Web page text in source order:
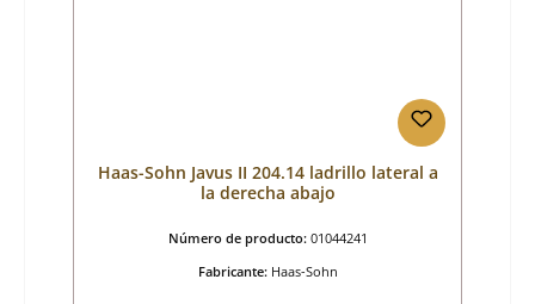
Haas-Sohn Javus II 204.14 ladrillo lateral a
la derecha abajo
Número de producto: 01044241
Fabricante: Haas-Sohn